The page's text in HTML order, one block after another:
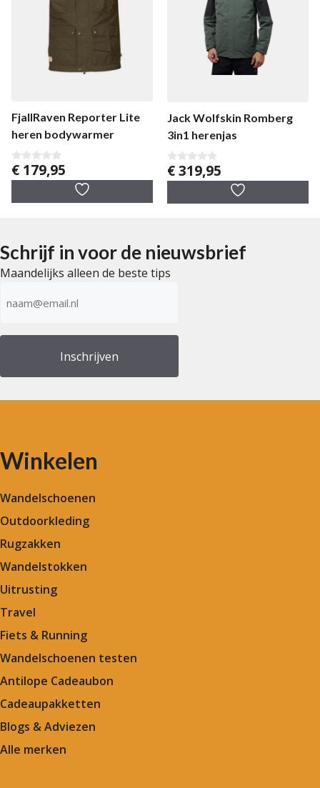
FjallRaven Reporter Lite
heren bodywarmer
0
v
€ 179,95
Jack Wolfskin Romberg
3in1 herenjas
0
v
5
€319,95
Schrijf in voor de nieuwsbrief
Maandelijks alleen de beste tips
mailadres
Winkelen
Wandelschoenen
Outdoorkleding
Rugzakken
Wandelstokken
Uitrusting
Travel
Fiets & Running
Wandelschoenen testen
Antilope Cadeaubon
Cadeaupakketten
Blogs & Adviezen
Alle merken